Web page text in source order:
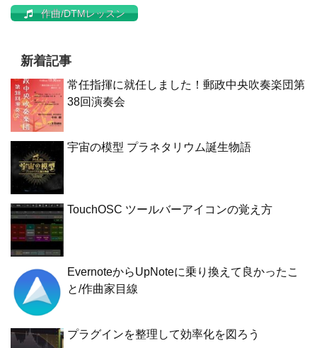
作曲/DTMレッスン
新着記事
常任指揮に就任しました！郵政中央吹奏楽団第
38回演奏会
宇宙の模型 プラネタリウム誕生物語
TouchOSC ツールバーアイコンの覚え方
EvernoteからUpNoteに乗り換えて良かったこ
と/作曲家目線
プラグインを整理して効率化を図ろう